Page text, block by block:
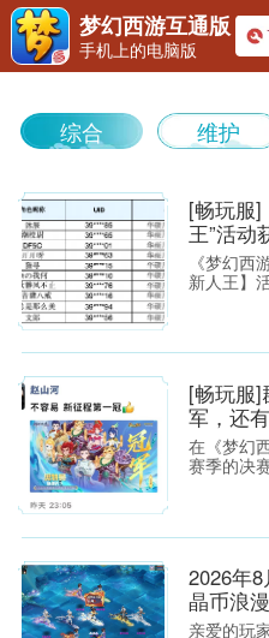
《
西
梦幻西游互通版
手机上的电脑版
综合 维护
[畅玩服]
王”活动
《梦幻西
新人王】
[畅玩服]
军，还
在《梦幻
赛季的决
彩激烈的
满。下
2026年
晶币浪
亲爱的玩